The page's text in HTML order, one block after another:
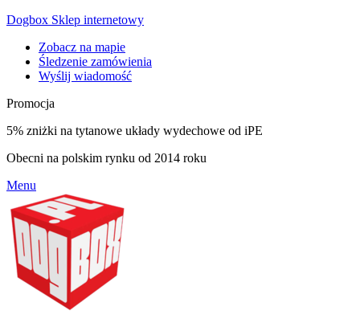
Dogbox Sklep internetowy
Zobacz na mapie
Śledzenie zamówienia
Wyślij wiadomość
Promocja
5% zniżki na tytanowe układy wydechowe od iPE
Obecni na polskim rynku od 2014 roku
Menu